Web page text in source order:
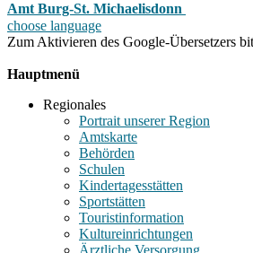
Amt Burg-St. Michaelisdonn
choose language
Zum Aktivieren des Google-Übersetzers
Hauptmenü
Regionales
Portrait unserer Region
Amtskarte
Behörden
Schulen
Kindertagesstätten
Sportstätten
Touristinformation
Kultureinrichtungen